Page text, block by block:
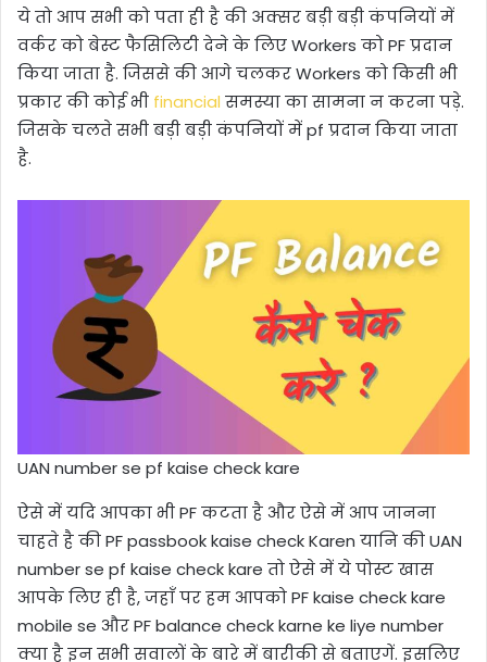
ये तो आप सभी को पता ही है की अक्सर बड़ी बड़ी कंपनियों में
वर्कर को बेस्ट फैसिलिटी देने के लिए Workers को PF प्रदान
किया जाता है. जिससे की आगे चलकर Workers को किसी भी
प्रकार की कोई भी financial समस्या का सामना न करना पड़े.
जिसके चलते सभी बड़ी बड़ी कंपनियों में pf प्रदान किया जाता
है.
UAN number se pf kaise check kare
ऐसे में यदि आपका भी PF कटता है और ऐसे में आप जानना
चाहते है की PF passbook kaise check Karen यानि की UAN
number se pf kaise check kare तो ऐसे में ये पोस्ट खास
आपके लिए ही है, जहाँ पर हम आपको PF kaise check kare
mobile se और PF balance check karne ke liye number
क्या है इन सभी सवालों के बारे में बारीकी से बताएगें. इसलिए